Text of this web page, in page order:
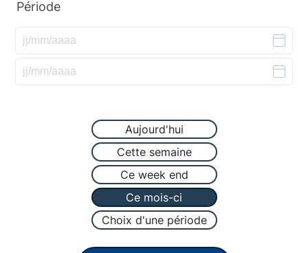
Période
Du
au
Aujourd'hui
Cette semaine
Ce week end
Ce mois-ci
Choix d'une période